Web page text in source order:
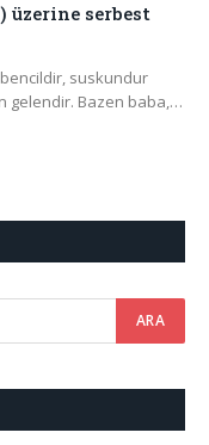
serbest
suskundur
gelendir. Bazen baba,…